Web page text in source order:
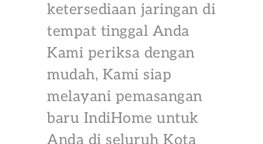
ketersediaan jaringan di
tempat tinggal Anda
Kami periksa dengan
mudah, Kami siap
melayani pemasangan
baru IndiHome untuk
Anda di seluruh Kota